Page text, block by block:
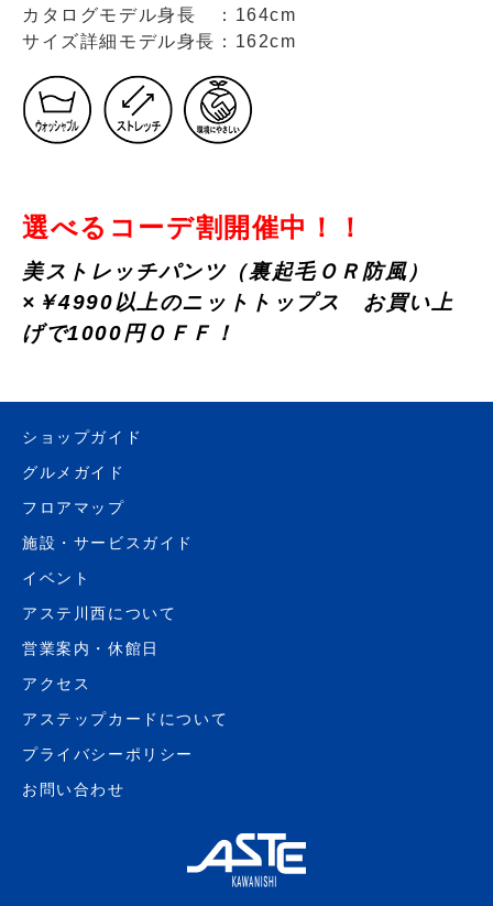
カタログモデル身長 ：164cm
サイズ詳細モデル身長：162cm
選べるコーデ割開催中！！
美ストレッチパンツ（裏起毛ＯＲ防風）
×￥4990以上のニットトップス お買い上
げで1000円ＯＦＦ！
ショップガイド
グルメガイド
フロアマップ
施設・サービスガイド
イベント
アステ川西について
営業案内・休館日
アクセス
アステップカードについて
プライバシーポリシー
お問い合わせ